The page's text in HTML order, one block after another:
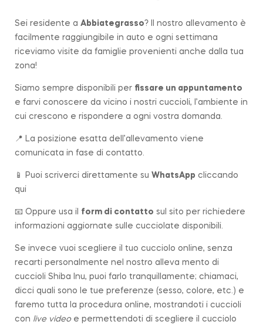
Sei residente a Abbiategrasso? Il nostro allevamento è
facilmente raggiungibile in auto e ogni settimana
riceviamo visite da famiglie provenienti anche dalla tua
zona!
Siamo sempre disponibili per fissare un appuntamento
e farvi conoscere da vicino i nostri cuccioli, l’ambiente in
cui crescono e rispondere a ogni vostra domanda.
📍 La posizione esatta dell’allevamento viene
comunicata in fase di contatto.
📱 Puoi scriverci direttamente su WhatsApp cliccando
qui
📧 Oppure usa il form di contatto sul sito per richiedere
informazioni aggiornate sulle cucciolate disponibili.
Se invece vuoi scegliere il tuo cucciolo online, senza
recarti personalmente nel nostro alleva mento di
cuccioli Shiba Inu, puoi farlo tranquillamente; chiamaci,
dicci quali sono le tue preferenze (sesso, colore, etc.) e
faremo tutta la procedura online, mostrandoti i cuccioli
con live videoe permettendoti di scegliere il cucciolo